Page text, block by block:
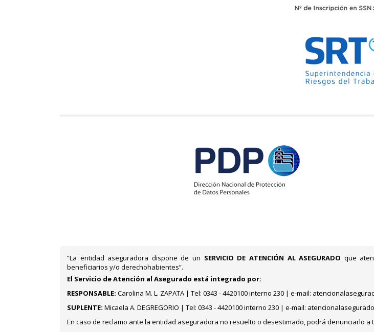
“La entidad aseguradora dispone de un SERVICIO DE ATENCIÓN AL ASEGURADO que
beneficiarios y/o derechohabientes”.
El Servicio de Atención al Asegurado está integrado por:
RESPONSABLE: Carolina M. L. ZAPATA | Tel: 0343 - 4420100 interno 230 | e-mail:
SUPLENTE: Micaela A. DEGREGORIO | Tel: 0343 - 4420100 interno 230 | e-mail:
En caso de reclamo ante la entidad aseguradora no resuelto o desestimado, podrá denunciarlo a